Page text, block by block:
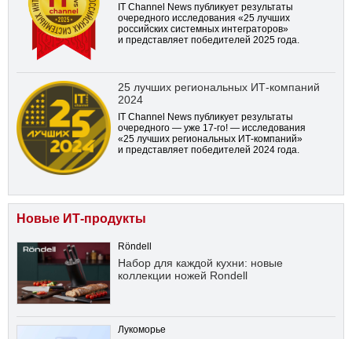
IT Channel News публикует результаты
очередного исследования «25 лучших
российских системных интеграторов»
и представляет победителей 2025 года.
25 лучших региональных ИТ-компаний
2024
IT Channel News публикует результаты
очередного — уже 17-го! — исследования
«25 лучших региональных ИТ-компаний»
и представляет победителей 2024 года.
Новые ИТ-продукты
Röndell
Набор для каждой кухни: новые
коллекции ножей Rondell
Лукоморье